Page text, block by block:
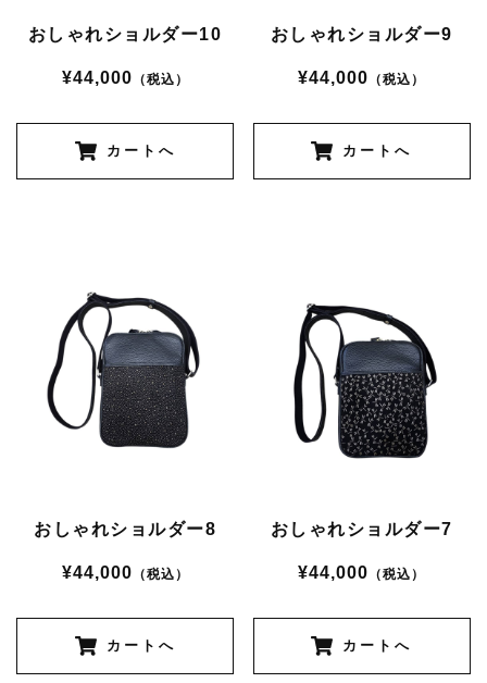
おしゃれショルダー10
¥44,000 （税込）
カートへ
おしゃれショルダー9
¥44,000 （税込）
カートへ
おしゃれショルダー8
¥44,000 （税込）
カートへ
おしゃれショルダー7
¥44,000 （税込）
カートへ